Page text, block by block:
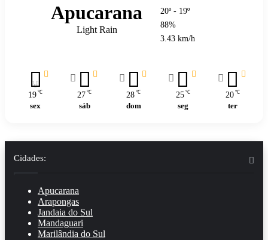
Apucarana
Light Rain
20º - 19º
88%
3.43 km/h
19 ℃
sex
27 ℃
sáb
28 ℃
dom
25 ℃
seg
20 ℃
ter
Cidades:
Apucarana
Arapongas
Jandaia do Sul
Mandaguari
Marilândia do Sul